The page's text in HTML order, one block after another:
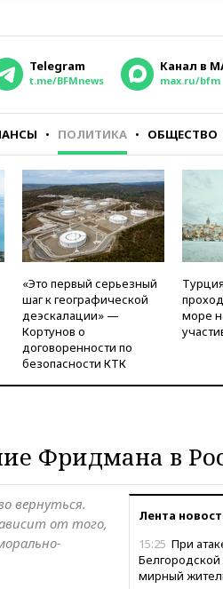
Telegram
t.me/BFMnews
Канал в
max.ru/bfm
ПОЛИТИКА ОБЩЕСТВО
«Это первый серьезный
шаг к географической
деэскалации» —
Кортунов о
договоренности по
безопасности КТК
море
Фридмана в
Лента
15:25 При
Белгородской
мирный
вернуться.
от того,